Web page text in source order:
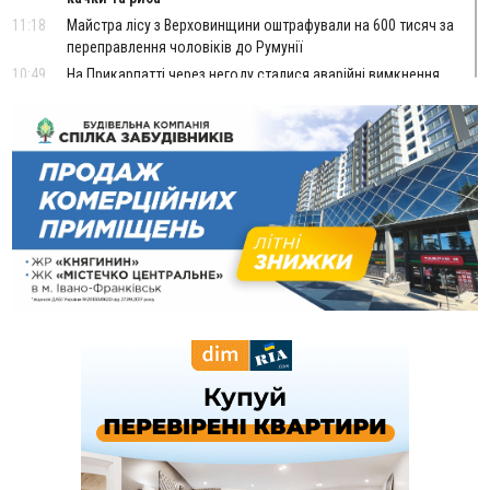
11:18
Майстра лісу з Верховинщини оштрафували на 600 тисяч за
переправлення чоловіків до Румунії
10:49
На Прикарпатті через негоду сталися аварійні вимкнення
10:43
За змову на тендері для Долинської лікарні двох
підприємців оштрафували на 272 тисячі гривень
10:09
Яремчанський суд виніс вирок чоловіку, який у Буковелі
вкрав із супермаркету пляшку віскі за 8,5 тисяч
09:53
В урочищі біля Галича археологи відкопали давньоруську
вагову гирку XII–XIII століть
09:39
У Франківську медики провели серію складних операцій
на аорті
У Богородчанах на "зебрі" водій Audi наїхав на
Загальна площа всіх книгарень України - трохи більше ніж 6
футбольних полів
На "зебрі" у Франківську два мотоциклісти збили жінку